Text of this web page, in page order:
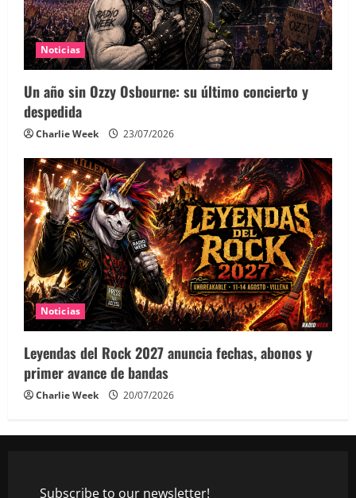
Noticias
Un año sin Ozzy Osbourne: su último concierto y
despedida
Charlie Week 23/07/2026
Noticias
Leyendas del Rock 2027 anuncia fechas, abonos y
primer avance de bandas
Charlie Week 20/07/2026
Subscribe to our newsletter!